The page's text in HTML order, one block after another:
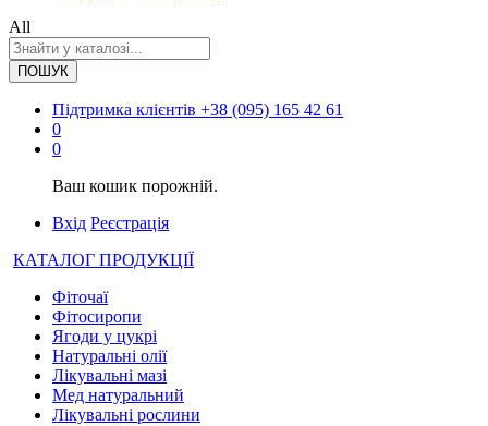
All
ПОШУК
Підтримка клієнтів +38 (095) 165 42 61
0
0
Ваш кошик порожній.
Вхід Реєстрація
КАТАЛОГ ПРОДУКЦІЇ
Фіточаї
Фітосиропи
Ягоди у цукрі
Натуральні олії
Лікувальні мазі
Мед натуральний
Лікувальні рослини